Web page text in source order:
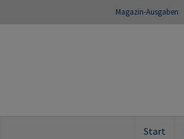
Magazin-Ausgaben
Start